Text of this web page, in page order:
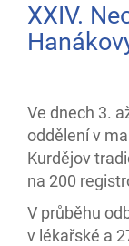
XXIV.
Ve dnech 3.
oddělení v
Kurdějov
na 200
V průběhu
v lékařské a